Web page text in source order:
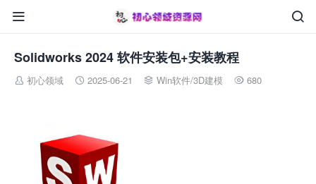


Solidworks 2024 软件安装包+安装教程
 初心领域  2025-06-21  Win软件/3D建模  680